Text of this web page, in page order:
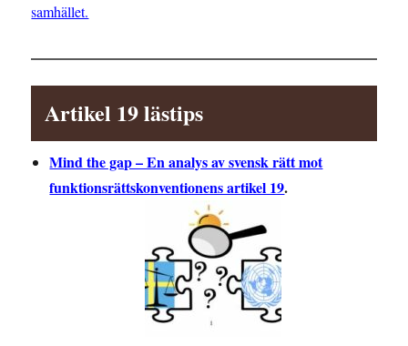
samhället.
Artikel 19 lästips
Mind the gap – En analys av svensk rätt mot
funktionsrättskonventionens artikel 19.